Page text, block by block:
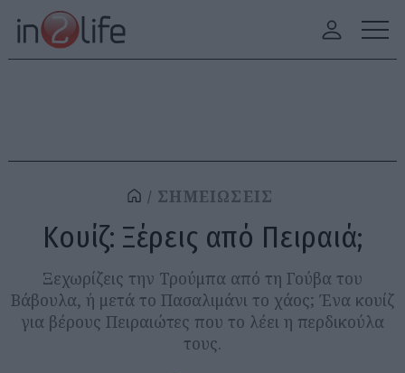
ΣΗΜΕΙΩΣΕΙΣ
Κουίζ: Ξέρεις από Πειραιά;
Ξεχωρίζεις την Τρούμπα από τη Γούβα του
Βάβουλα, ή μετά το Πασαλιμάνι το χάος; Ένα κουίζ
για βέρους Πειραιώτες που το λέει η περδικούλα
τους.